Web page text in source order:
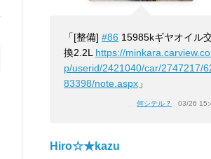
「[整備] #86 15985kギヤオイル
換2.2L https://
p/userid/2421040/car/2747217/
83398/note.aspx 」
何シテル？ 03/26
Hiro☆★kazu